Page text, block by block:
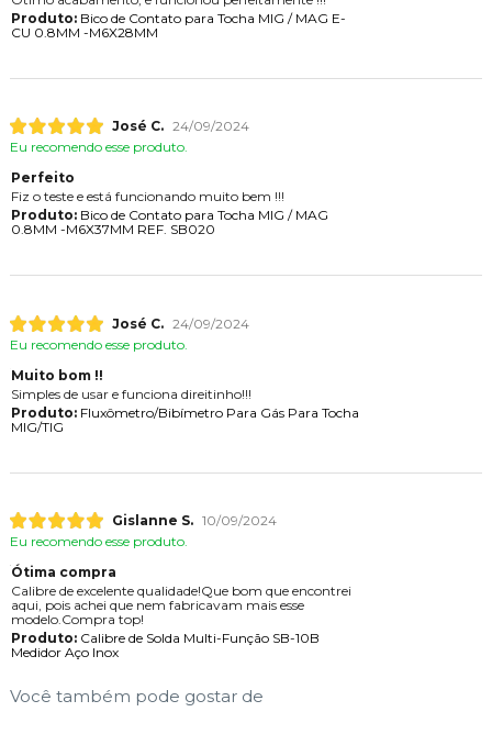
Produto:Bico de Contato para Tocha MIG / MAG E-
CU 0.8MM -M6X28MM
José C. 24/09/2024
Eu recomendo esse produto.
Perfeito
Fiz o teste e está funcionando muito bem !!!
Produto:Bico de Contato para Tocha MIG / MAG
0.8MM -M6X37MM REF. SB020
José C. 24/09/2024
Eu recomendo esse produto.
Muito bom !!
Simples de usar e funciona direitinho!!!
Produto:Fluxômetro/Bibímetro Para Gás Para Tocha
MIG/TIG
Gislanne S. 10/09/2024
Eu recomendo esse produto.
Ótima compra
Calibre de excelente qualidade!Que bom que encontrei
aqui, pois achei que nem fabricavam mais esse
modelo.Compra top!
Produto:Calibre de Solda Multi-Função SB-10B
Medidor Aço Inox
Você também pode gostar de